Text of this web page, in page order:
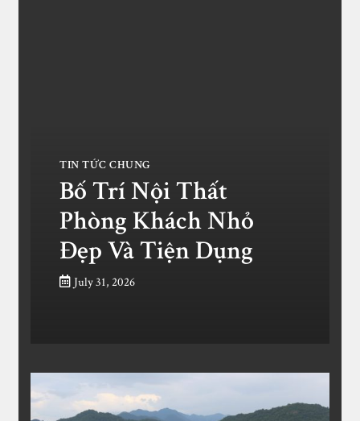
TIN TỨC CHUNG
Bố Trí Nội Thất
Phòng Khách Nhỏ
Đẹp Và Tiện Dụng
July 31, 2026